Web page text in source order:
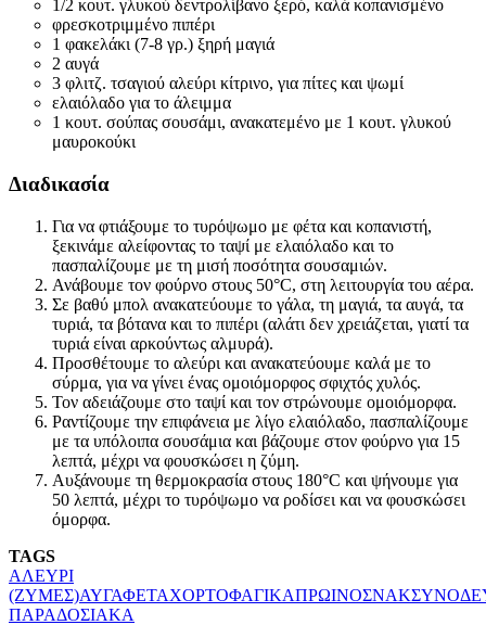
1/2 κουτ. γλυκού δεντρολίβανο ξερό, καλά κοπανισμένο
φρεσκοτριμμένο πιπέρι
1 φακελάκι (7-8 γρ.) ξηρή μαγιά
2 αυγά
3 φλιτζ. τσαγιού αλεύρι κίτρινο, για πίτες και ψωμί
ελαιόλαδο για το άλειμμα
1 κουτ. σούπας σουσάμι, ανακατεμένο με 1 κουτ. γλυκού
μαυροκούκι
Διαδικασία
Για να φτιάξουμε το τυρόψωμο με φέτα και κοπανιστή,
ξεκινάμε αλείφοντας το ταψί με ελαιόλαδο και το
πασπαλίζουμε με τη μισή ποσότητα σουσαμιών.
Ανάβουμε τον φούρνο στους 50°C, στη λειτουργία του αέρα.
Σε βαθύ μπολ ανακατεύουμε το γάλα, τη μαγιά, τα αυγά, τα
τυριά, τα βότανα και το πιπέρι (αλάτι δεν χρειάζεται, γιατί τα
τυριά είναι αρκούντως αλμυρά).
Προσθέτουμε το αλεύρι και ανακατεύουμε καλά με το
σύρμα, για να γίνει ένας ομοιόμορφος σφιχτός χυλός.
Τον αδειάζουμε στο ταψί και τον στρώνουμε ομοιόμορφα.
Ραντίζουμε την επιφάνεια με λίγο ελαιόλαδο, πασπαλίζουμε
με τα υπόλοιπα σουσάμια και βάζουμε στον φούρνο για 15
λεπτά, μέχρι να φουσκώσει η ζύμη.
Αυξάνουμε τη θερμοκρασία στους 180°C και ψήνουμε για
50 λεπτά, μέχρι το τυρόψωμο να ροδίσει και να φουσκώσει
όμορφα.
TAGS
ΑΛΕΥΡΙ
(ΖΥΜΕΣ)ΑΥΓΑΦΕΤΑΧΟΡΤΟΦΑΓΙΚΑΠΡΩΙΝΟΣΝΑΚ
ΠΑΡΑΔΟΣΙΑΚΑ